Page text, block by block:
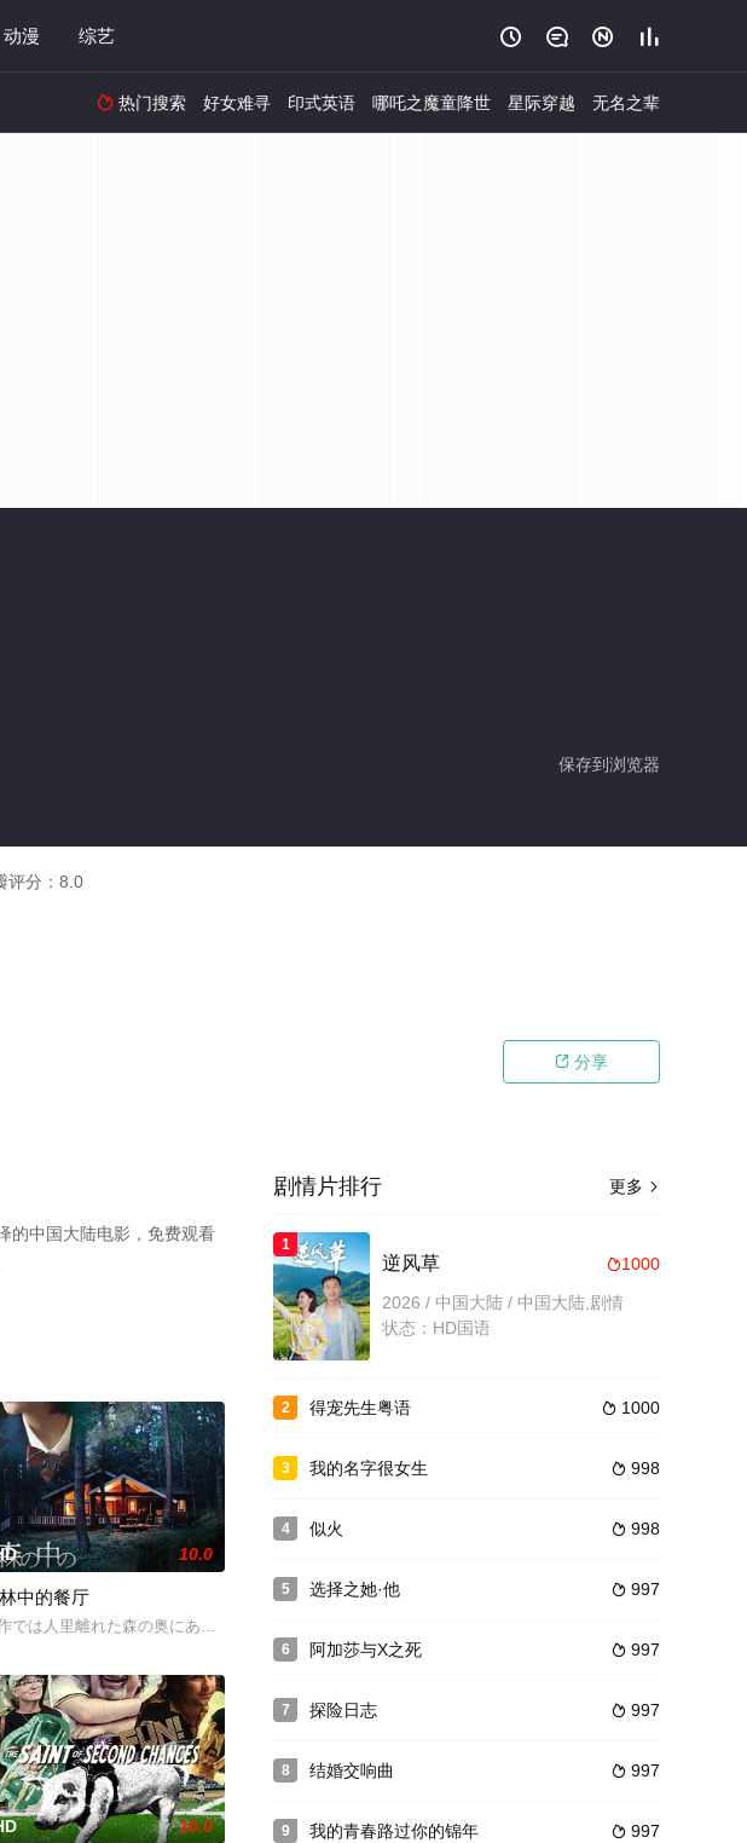
动漫 综艺    
 热门搜索 好女难寻 印式英语 哪吒之魔童降世 星际穿越 无名之辈
保存到浏览器
评分： 8.0
 分享
的中国大陆电影，免费观看
，引出荒沙下小人国现世，三人误入鬼城迷局，新的冒
10.0
中的餐厅
では人里離れた森の奥にあるレストランを舞台に、孤独なシェフと絶望を抱えた少女の出会
10.0
更多 
剧情片排行
1
1000
逆风草
2026 / 中国大陆 / 中国大陆,剧情
状态：HD国语
2  1000
得宠先生粤语
3  998
我的名字很女生
4  998
似火
5  997
选择之她·他
6  997
阿加莎与X之死
7  997
探险日志
8  997
结婚交响曲
9  997
我的青春路过你的锦年